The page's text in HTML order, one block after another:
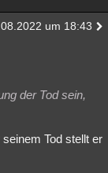
um 18:43
der Tod sein,
Tod stellt er